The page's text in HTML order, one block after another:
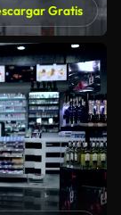
Gratis